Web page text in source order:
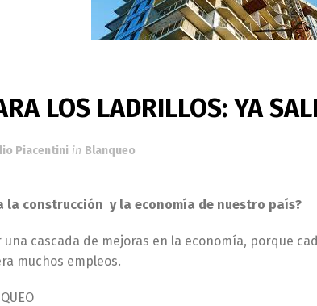
LOS LADRILLOS: YA
Piacentini in Blanqueo
la construcción y la economía de nuestro país?
una cascada de mejoras en la economía, porque
muchos empleos.